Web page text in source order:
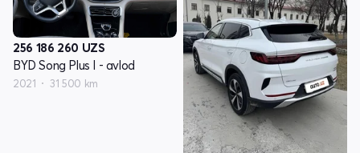
256 186 260 UZS
BYD Song Plus I - avlod
2021 31 500 km